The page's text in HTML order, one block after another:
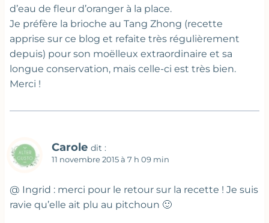
d’eau de fleur d’oranger à la place.
Je préfère la brioche au Tang Zhong (recette
apprise sur ce blog et refaite très régulièrement
depuis) pour son moëlleux extraordinaire et sa
longue conservation, mais celle-ci est très bien.
Merci !
Carole dit :
11 novembre 2015 à 7 h 09 min
@ Ingrid : merci pour le retour sur la recette ! Je suis
ravie qu’elle ait plu au pitchoun 🙂